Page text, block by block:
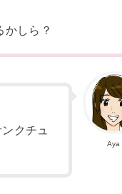
かしら？
Aya
クチュ